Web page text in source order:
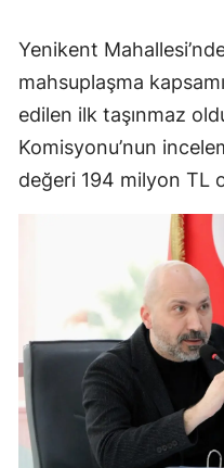
Yenikent
mahsuplaşma
edilen ilk taşınmaz
Komisyonu’nun
değeri 194 milyon TL